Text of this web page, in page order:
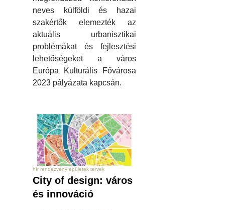
neves külföldi és hazai
szakértők elemezték az
aktuális urbanisztikai
problémákat és fejlesztési
lehetőségeket a város
Európa Kulturális Fővárosa
2023 pályázata kapcsán.
hír rendezvény épületek tervek
City of design: város
és innováció